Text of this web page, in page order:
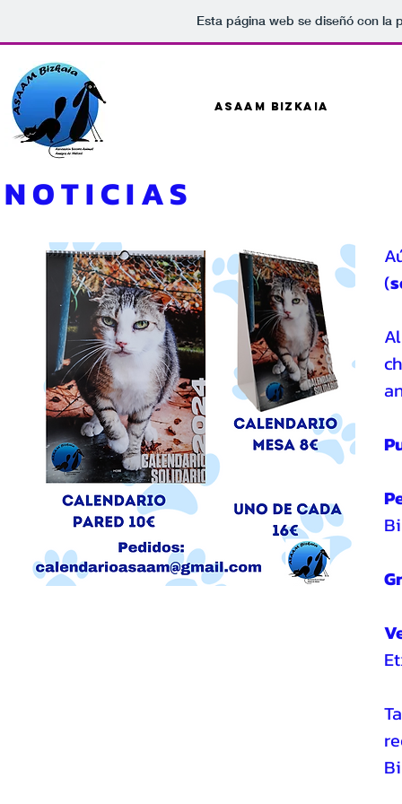
Esta página web se diseñó con la
Asaam BizKaia
NOTICIAS
(